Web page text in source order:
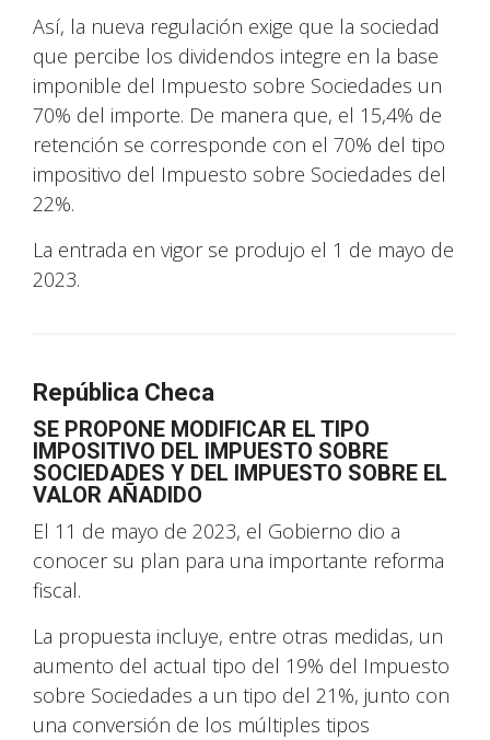
Así, la nueva regulación exige que la sociedad
que percibe los dividendos integre en la base
imponible del Impuesto sobre Sociedades un
70% del importe. De manera que, el 15,4% de
retención se corresponde con el 70% del tipo
impositivo del Impuesto sobre Sociedades del
22%.
La entrada en vigor se produjo el 1 de mayo de
2023.
República Checa
SE PROPONE MODIFICAR EL TIPO
IMPOSITIVO DEL IMPUESTO SOBRE
SOCIEDADES Y DEL IMPUESTO SOBRE EL
VALOR AÑADIDO
El 11 de mayo de 2023, el Gobierno dio a
conocer su plan para una importante reforma
fiscal.
La propuesta incluye, entre otras medidas, un
aumento del actual tipo del 19% del Impuesto
sobre Sociedades a un tipo del 21%, junto con
una conversión de los múltiples tipos